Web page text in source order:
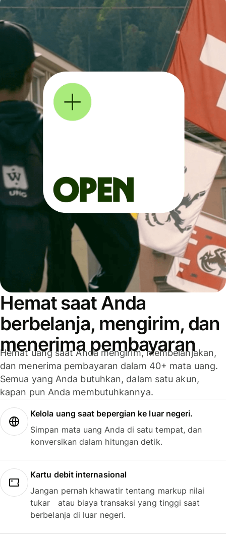
Hemat saat Anda
berbelanja, mengirim, dan
menerima pembayaran
Hemat uang saat Anda mengirim, membelanjakan,
dan menerima pembayaran dalam 40+ mata uang.
Semua yang Anda butuhkan, dalam satu akun,
kapan pun Anda membutuhkannya.
Kelola uang saat bepergian ke luar negeri.
Simpan mata uang Anda di satu tempat, dan
konversikan dalam hitungan detik.
Kartu debit internasional
Jangan pernah khawatir tentang markup nilai
tukar atau biaya transaksi yang tinggi saat
berbelanja di luar negeri.